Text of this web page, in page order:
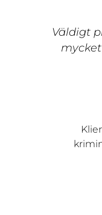
Väldigt